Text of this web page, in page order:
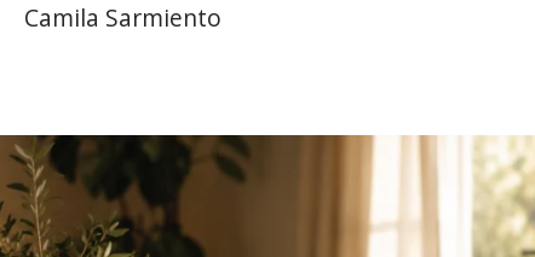
Camila Sarmiento